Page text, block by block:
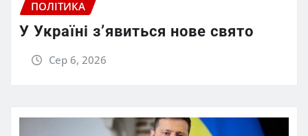
ПОЛІТИКА
У Україні з’явиться нове свято
Сер 6, 2026